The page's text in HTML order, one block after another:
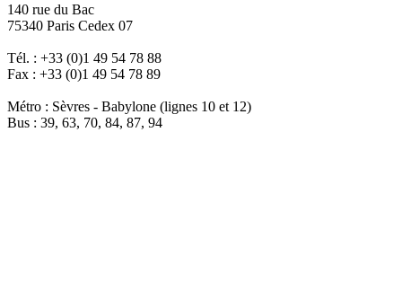
140 rue du Bac
75340 Paris Cedex 07
Tél. : +33 (0)1 49 54 78 88
Fax : +33 (0)1 49 54 78 89
Métro : Sèvres - Babylone (lignes 10 et 12)
Bus : 39, 63, 70, 84, 87, 94